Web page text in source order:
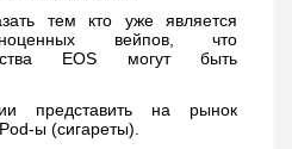
тем кто уже является
вейпов, что
EOS могут быть
представить на рынок
ы (сигареты).